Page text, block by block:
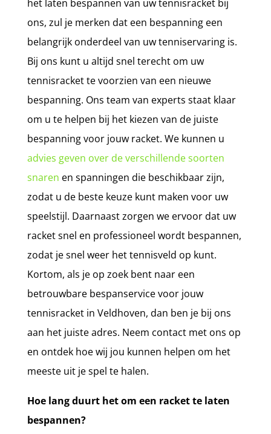
het laten bespannen van uw tennisracket bij
ons, zul je merken dat een bespanning een
belangrijk onderdeel van uw tenniservaring is.
Bij ons kunt u altijd snel terecht om uw
tennisracket te voorzien van een nieuwe
bespanning. Ons team van experts staat klaar
om u te helpen bij het kiezen van de juiste
bespanning voor jouw racket. We kunnen u
advies geven over de verschillende soorten
snaren en spanningen die beschikbaar zijn,
zodat u de beste keuze kunt maken voor uw
speelstijl. Daarnaast zorgen we ervoor dat uw
racket snel en professioneel wordt bespannen,
zodat je snel weer het tennisveld op kunt.
Kortom, als je op zoek bent naar een
betrouwbare bespanservice voor jouw
tennisracket in Veldhoven, dan ben je bij ons
aan het juiste adres. Neem contact met ons op
en ontdek hoe wij jou kunnen helpen om het
meeste uit je spel te halen.
Hoe lang duurt het om een racket te laten
bespannen?